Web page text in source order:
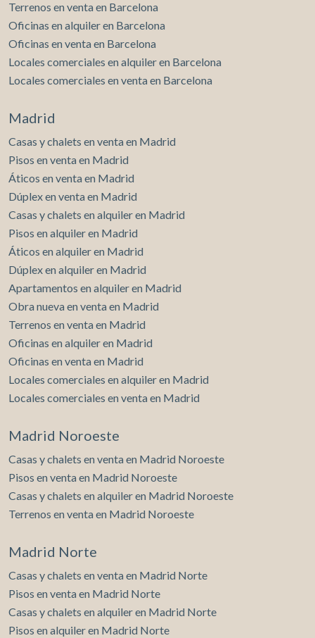
Terrenos en venta en Barcelona
Oficinas en alquiler en Barcelona
Oficinas en venta en Barcelona
Locales comerciales en alquiler en Barcelona
Locales comerciales en venta en Barcelona
Madrid
Casas y chalets en venta en Madrid
Pisos en venta en Madrid
Áticos en venta en Madrid
Dúplex en venta en Madrid
Casas y chalets en alquiler en Madrid
Pisos en alquiler en Madrid
Áticos en alquiler en Madrid
Dúplex en alquiler en Madrid
Apartamentos en alquiler en Madrid
Obra nueva en venta en Madrid
Terrenos en venta en Madrid
Oficinas en alquiler en Madrid
Oficinas en venta en Madrid
Locales comerciales en alquiler en Madrid
Locales comerciales en venta en Madrid
Madrid Noroeste
Casas y chalets en venta en Madrid Noroeste
Pisos en venta en Madrid Noroeste
Casas y chalets en alquiler en Madrid Noroeste
Terrenos en venta en Madrid Noroeste
Madrid Norte
Casas y chalets en venta en Madrid Norte
Pisos en venta en Madrid Norte
Casas y chalets en alquiler en Madrid Norte
Pisos en alquiler en Madrid Norte